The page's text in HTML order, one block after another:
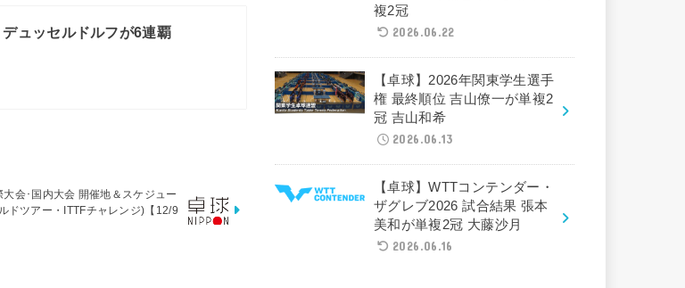
デュッセルドルフが6連覇
会･国内大会 開催地＆スケジュー
ドツアー・ITTFチャレンジ)【12/9
複2冠
2026.06.22
【卓球】2026年関東学生選手
権 最終順位 吉山僚一が単複2
冠 吉山和希
2026.06.13
【卓球】WTTコンテンダー・
ザグレブ2026 試合結果 張本
美和が単複2冠 大藤沙月
2026.06.16